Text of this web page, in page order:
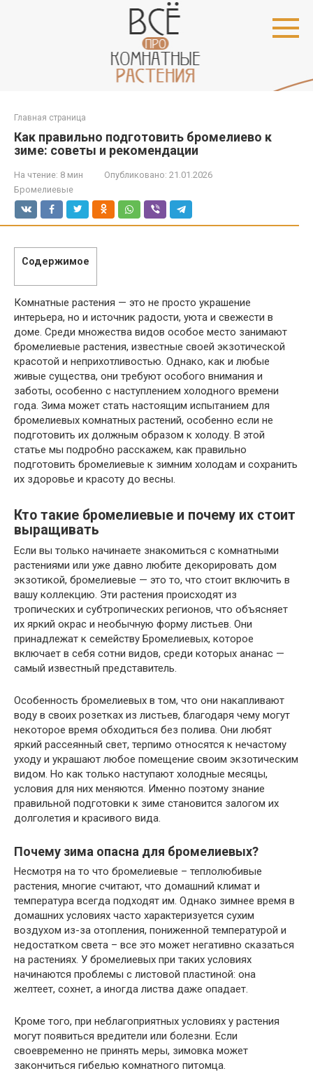
Главная страница
Как правильно подготовить бромелиево к
зиме: советы и рекомендации
На чтение: 8 мин Опубликовано: 21.01.2026
Бромелиевые
Содержимое
Комнатные растения — это не просто украшение
интерьера, но и источник радости, уюта и свежести в
доме. Среди множества видов особое место занимают
бромелиевые растения, известные своей экзотической
красотой и неприхотливостью. Однако, как и любые
живые существа, они требуют особого внимания и
заботы, особенно с наступлением холодного времени
года. Зима может стать настоящим испытанием для
бромелиевых комнатных растений, особенно если не
подготовить их должным образом к холоду. В этой
статье мы подробно расскажем, как правильно
подготовить бромелиевые к зимним холодам и сохранить
их здоровье и красоту до весны.
Кто такие бромелиевые и почему их стоит
выращивать
Если вы только начинаете знакомиться с комнатными
растениями или уже давно любите декорировать дом
экзотикой, бромелиевые — это то, что стоит включить в
вашу коллекцию. Эти растения происходят из
тропических и субтропических регионов, что объясняет
их яркий окрас и необычную форму листьев. Они
принадлежат к семейству Бромелиевых, которое
включает в себя сотни видов, среди которых ананас —
самый известный представитель.
Особенность бромелиевых в том, что они накапливают
воду в своих розетках из листьев, благодаря чему могут
некоторое время обходиться без полива. Они любят
яркий рассеянный свет, терпимо относятся к нечастому
уходу и украшают любое помещение своим экзотическим
видом. Но как только наступают холодные месяцы,
условия для них меняются. Именно поэтому знание
правильной подготовки к зиме становится залогом их
долголетия и красивого вида.
Почему зима опасна для бромелиевых?
Несмотря на то что бромелиевые – теплолюбивые
растения, многие считают, что домашний климат и
температура всегда подходят им. Однако зимнее время в
домашних условиях часто характеризуется сухим
воздухом из-за отопления, пониженной температурой и
недостатком света – все это может негативно сказаться
на растениях. У бромелиевых при таких условиях
начинаются проблемы с листовой пластиной: она
желтеет, сохнет, а иногда листва даже опадает.
Кроме того, при неблагоприятных условиях у растения
могут появиться вредители или болезни. Если
своевременно не принять меры, зимовка может
закончиться гибелью комнатного питомца.